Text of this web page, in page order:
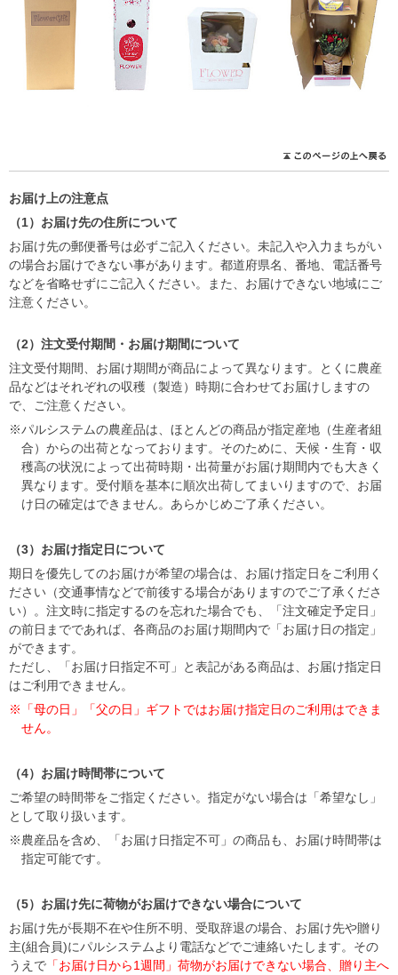
お届け上の注意点
（1）お届け先の住所について
お届け先の郵便番号は必ずご記入ください。未記入や入力まちがい
の場合お届けできない事があります。都道府県名、番地、電話番号
などを省略せずにご記入ください。また、お届けできない地域にご
注意ください。
（2）注文受付期間・お届け期間について
注文受付期間、お届け期間が商品によって異なります。とくに農産
品などはそれぞれの収穫（製造）時期に合わせてお届けしますの
で、ご注意ください。
※パルシステムの農産品は、ほとんどの商品が指定産地（生産者組
合）からの出荷となっております。そのために、天候・生育・収
穫高の状況によって出荷時期・出荷量がお届け期間内でも大きく
異なります。受付順を基本に順次出荷してまいりますので、お届
け日の確定はできません。あらかじめご了承ください。
（3）お届け指定日について
期日を優先してのお届けが希望の場合は、お届け指定日をご利用く
ださい（交通事情などで前後する場合がありますのでご了承くださ
い）。注文時に指定するのを忘れた場合でも、「注文確定予定日」
の前日までであれば、各商品のお届け期間内で「お届け日の指定」
ができます。
ただし、「お届け日指定不可」と表記がある商品は、お届け指定日
はご利用できません。
※「母の日」「父の日」ギフトではお届け指定日のご利用はできま
せん。
（4）お届け時間帯について
ご希望の時間帯をご指定ください。指定がない場合は「希望なし」
として取り扱います。
※農産品を含め、「お届け日指定不可」の商品も、お届け時間帯は
指定可能です。
（5）お届け先に荷物がお届けできない場合について
お届け先が長期不在や住所不明、受取辞退の場合、お届け先や贈り
主(組合員)にパルシステムより電話などでご連絡いたします。その
うえで 「お届け日から1週間」荷物がお届けできない場合、贈り主へ